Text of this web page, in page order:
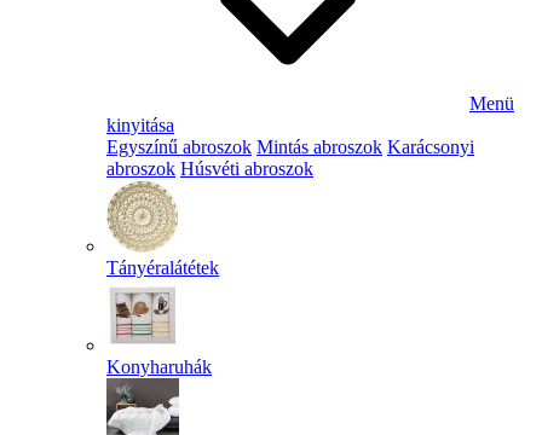
Menü
kinyitása
Egyszínű abroszok Mintás abroszok Karácsonyi
abroszok Húsvéti abroszok
Tányéralátétek
Konyharuhák